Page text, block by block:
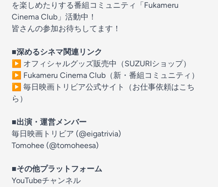
を楽しめたりする番組コミュニティ「Fukameru
Cinema Club 」活動中！
皆さんの参加お待ちしてます！
■深めるシネマ関連リンク
▶︎ オフィシャルグッズ販売中（SUZURIショップ）
▶︎ Fukameru Cinema Club（新・番組コミュニティ）
▶︎ 毎日映画トリビア公式サイト（お仕事依頼はこち
ら）
■出演・運営メンバー
毎日映画トリビア (@eigatrivia)
Tomohee (@tomoheesa)
■その他プラットフォーム
YouTubeチャンネル